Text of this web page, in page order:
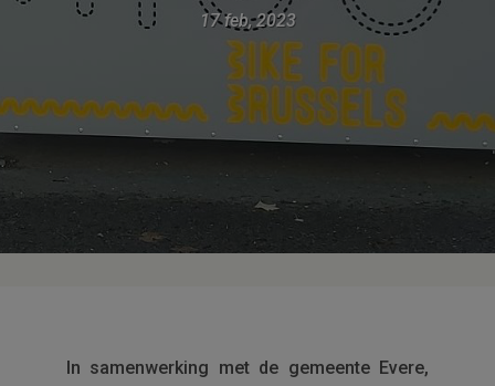
17 feb, 2023
In samenwerking met de gemeente Evere,